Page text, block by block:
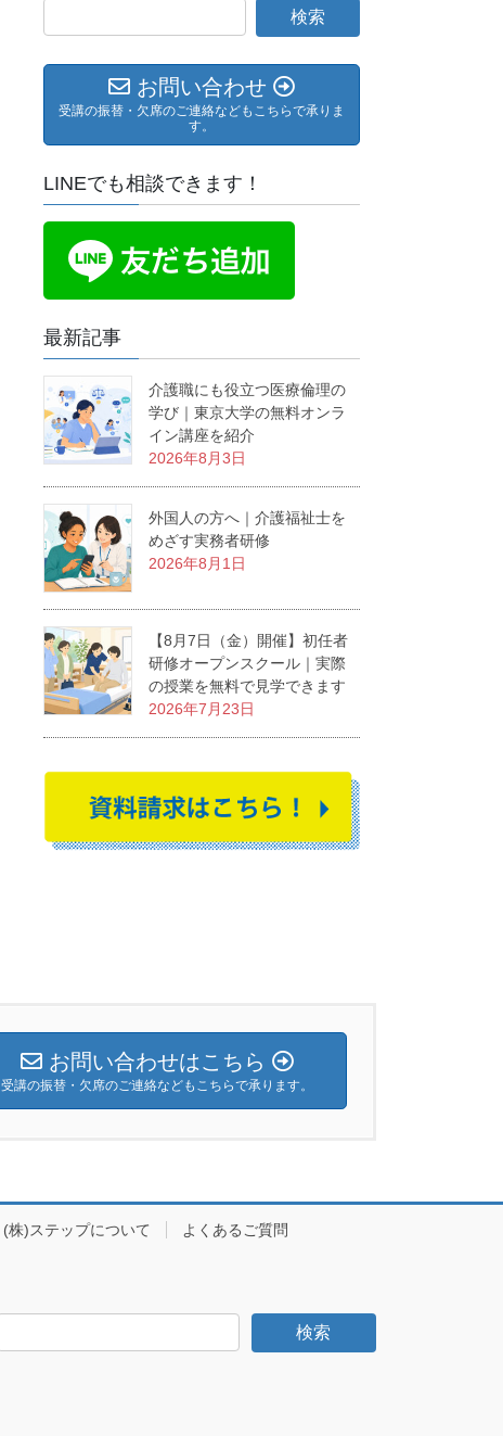
お問い合わせ
受講の振替・欠席のご連絡などもこちらで承りま
す。
LINEでも相談できます！
最新記事
介護職にも役立つ医療倫理の
学び｜東京大学の無料オンラ
イン講座を紹介
2026年8月3日
外国人の方へ｜介護福祉士を
めざす実務者研修
2026年8月1日
【8月7日（金）開催】初任者
研修オープンスクール｜実際
の授業を無料で見学できます
2026年7月23日
お問い合わせはこちら
受講の振替・欠席のご連絡などもこちらで承ります。
(株)ステップについて
よくあるご質問